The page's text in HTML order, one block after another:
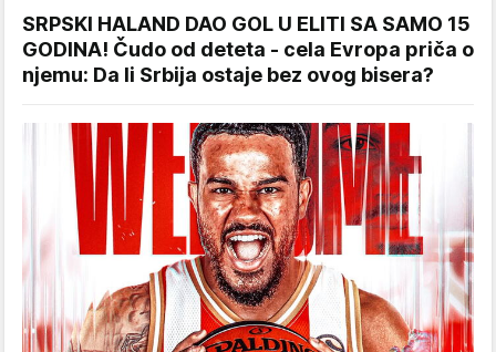
SRPSKI HALAND DAO GOL U ELITI SA SAMO 15
GODINA! Čudo od deteta - cela Evropa priča o
njemu: Da li Srbija ostaje bez ovog bisera?